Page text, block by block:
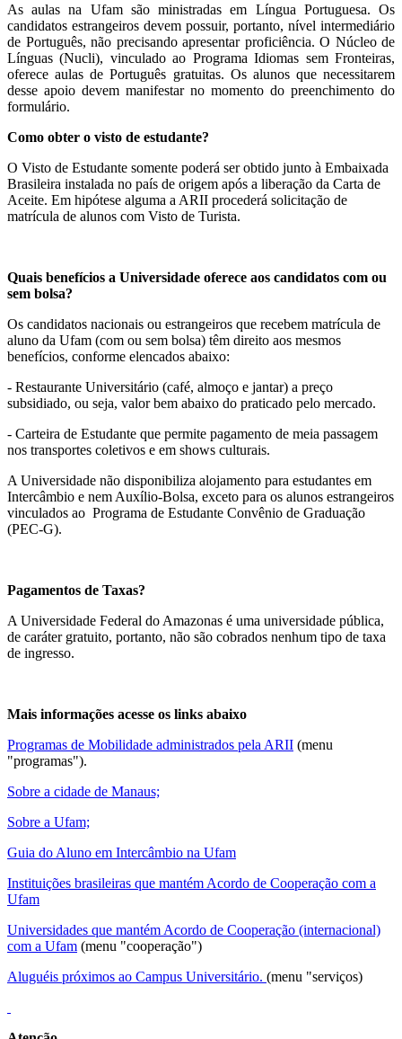
As aulas na Ufam são ministradas em Língua Portuguesa. Os
candidatos estrangeiros devem possuir, portanto, nível intermediário
de Português, não precisando apresentar proficiência. O Núcleo de
Línguas (Nucli), vinculado ao Programa Idiomas sem Fronteiras,
oferece aulas de Português gratuitas. Os alunos que necessitarem
desse apoio devem manifestar no momento do preenchimento do
formulário.
Como obter o visto de estudante?
O Visto de Estudante somente poderá ser obtido junto à Embaixada
Brasileira instalada no país de origem após a liberação da Carta de
Aceite. Em hipótese alguma a ARII procederá solicitação de
matrícula de alunos com Visto de Turista.
Quais benefícios a Universidade oferece aos candidatos com ou
sem bolsa?
Os candidatos nacionais ou estrangeiros que recebem matrícula de
aluno da Ufam (com ou sem bolsa) têm direito aos mesmos
benefícios, conforme elencados abaixo:
- Restaurante Universitário (café, almoço e jantar) a preço
subsidiado, ou seja, valor bem abaixo do praticado pelo mercado.
- Carteira de Estudante que permite pagamento de meia passagem
nos transportes coletivos e em shows culturais.
A Universidade não disponibiliza alojamento para estudantes em
Intercâmbio e nem Auxílio-Bolsa, exceto para os alunos estrangeiros
vinculados ao Programa de Estudante Convênio de Graduação
(PEC-G).
Pagamentos de Taxas?
A Universidade Federal do Amazonas é uma universidade pública,
de caráter gratuito, portanto, não são cobrados nenhum tipo de taxa
de ingresso.
Mais informações acesse os links abaixo
Programas de Mobilidade administrados pela ARII (menu
"programas").
Sobre a cidade de Manaus;
Sobre a Ufam;
Guia do Aluno em Intercâmbio na Ufam
Instituições brasileiras que mantém Acordo de Cooperação com a
Ufam
Universidades que mantém Acordo de Cooperação (internacional)
com a Ufam (menu "cooperação")
Aluguéis próximos ao Campus Universitário. (menu "serviços)